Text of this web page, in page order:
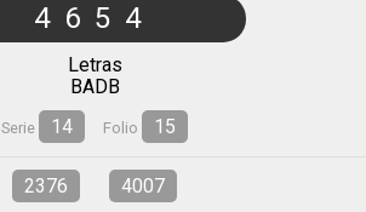
4654
Letras
BADB
Serie 14 Folio 15
2376
4007